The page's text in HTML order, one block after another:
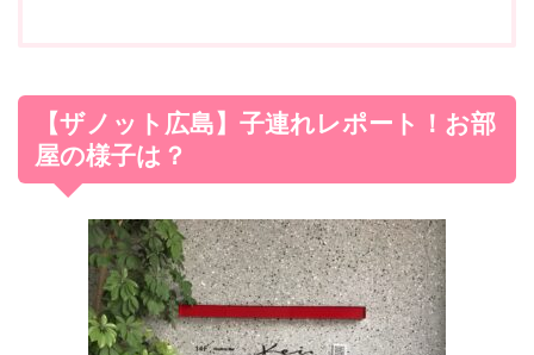
【ザノット広島】子連れレポート！お部
屋の様子は？